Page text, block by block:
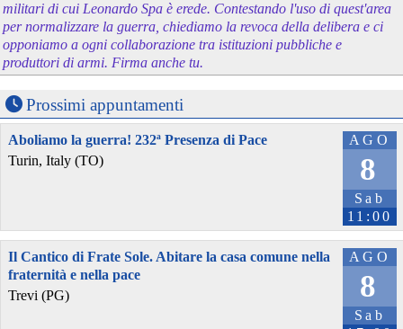
militari di cui Leonardo Spa è erede. Contestando l'uso di quest'area
per normalizzare la guerra, chiediamo la revoca della delibera e ci
opponiamo a ogni collaborazione tra istituzioni pubbliche e
produttori di armi. Firma anche tu.
Prossimi appuntamenti
AGO
8
Sab
11:00
Aboliamo la guerra! 232ª Presenza di Pace
Turin, Italy (TO)
AGO
8
Sab
Il Cantico di Frate Sole. Abitare la casa comune nella
fraternità e nella pace
Trevi (PG)